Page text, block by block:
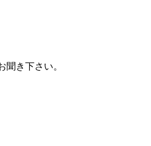
聞き下さい。